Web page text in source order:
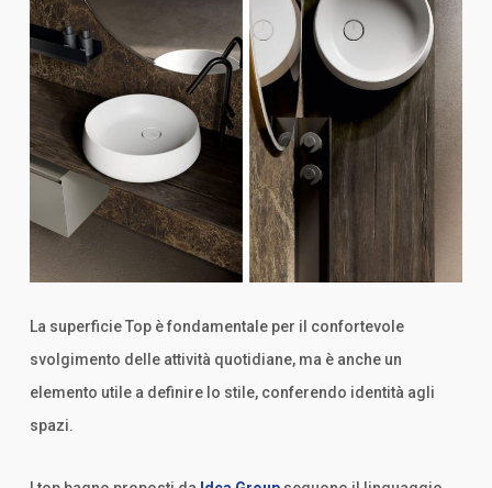
La superficie Top è fondamentale per il confortevole
svolgimento delle attività quotidiane, ma è anche un
elemento utile a definire lo stile, conferendo identità agli
spazi.